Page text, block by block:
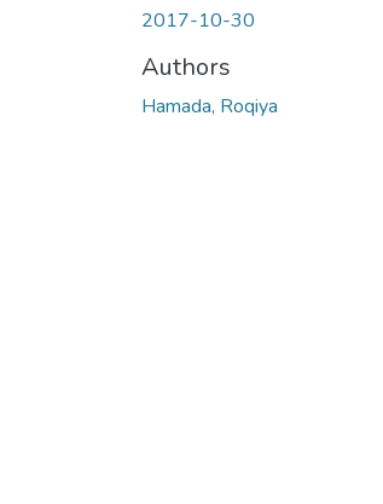
2017-10-30
Authors
Hamada, Roqiya